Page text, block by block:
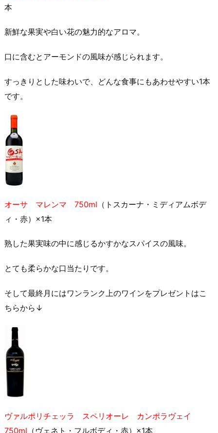
本
新鮮な果実や白い花の魅力的なアロマ。
口に含むとアーモンドの風味が感じられます。
すっきりとした味わいで、どんな食事にもあわせやすい1本
です。
オーサ マレンマ 750ml （トスカーナ・ミディアムボデ
ィ・赤）×1本
熟した果実味の中に感じるかすかなスパイスの風味。
とても柔らかな口当たりです。
そして最終月にはワンランク上のワインをプレゼントはこ
ちらから↓
ヴァルポリチェッラ スペリオーレ カンポラヴェイ
750ml （ヴェネト・フルボディ・赤）×1本